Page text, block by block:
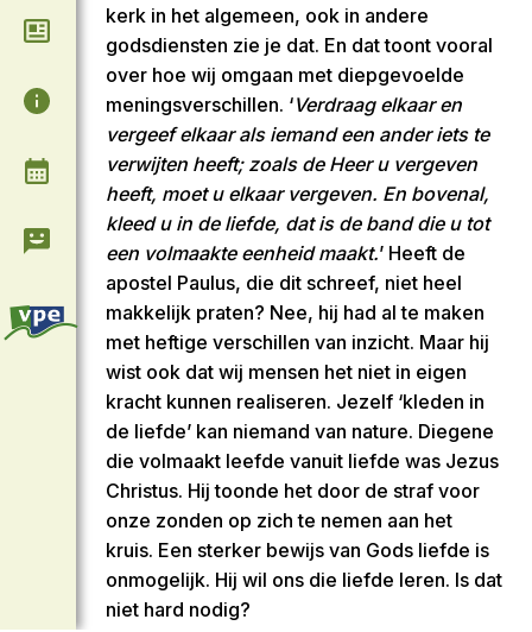
kerk in het algemeen, ook in andere
godsdiensten zie je dat. En dat toont vooral
over hoe wij omgaan met diepgevoelde
meningsverschillen. ‘Verdraag elkaar en
vergeef elkaar als iemand een ander iets te
verwijten heeft; zoals de Heer u vergeven
heeft, moet u elkaar vergeven. En bovenal,
kleed u in de liefde, dat is de band die u tot
een volmaakte eenheid maakt.’ Heeft de
apostel Paulus, die dit schreef, niet heel
makkelijk praten? Nee, hij had al te maken
met heftige verschillen van inzicht. Maar hij
wist ook dat wij mensen het niet in eigen
kracht kunnen realiseren. Jezelf ‘kleden in
de liefde’ kan niemand van nature. Diegene
die volmaakt leefde vanuit liefde was Jezus
Christus. Hij toonde het door de straf voor
onze zonden op zich te nemen aan het
kruis. Een sterker bewijs van Gods liefde is
onmogelijk. Hij wil ons die liefde leren. Is dat
niet hard nodig?
Column van Adrie
Algemene informatie
Agenda